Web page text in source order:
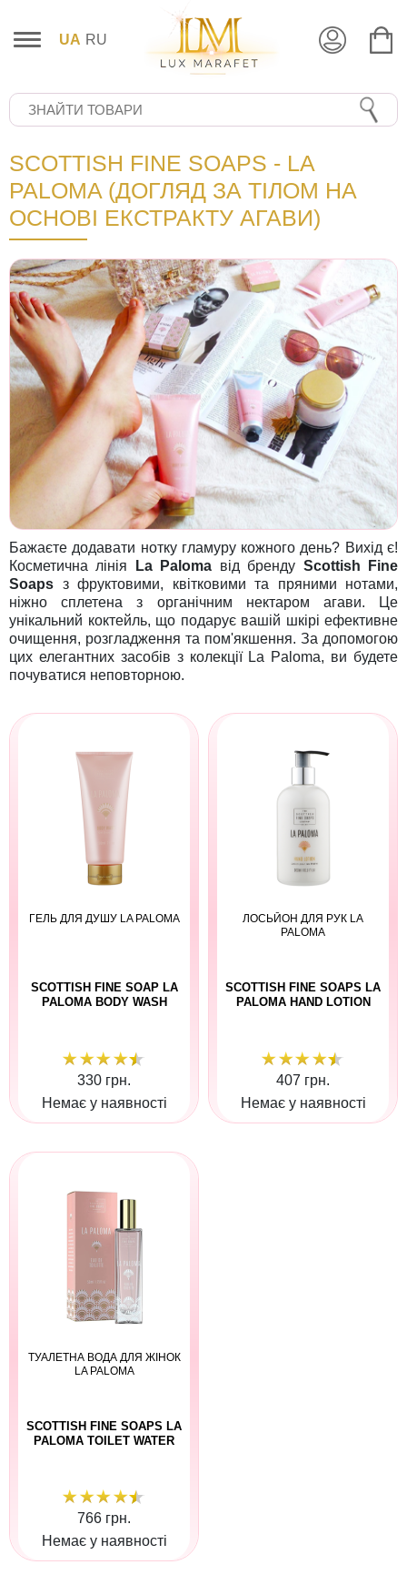
UA RU
SCOTTISH FINE SOAPS - LA
PALOMA (ДОГЛЯД ЗА ТІЛОМ НА
ОСНОВІ ЕКСТРАКТУ АГАВИ)
Бажаєте додавати нотку гламуру кожного день? Вихід є!
Косметична лінія
La Paloma від бренду Scottish Fine
Soaps з фруктовими, квітковими та пряними нотами,
ніжно сплетена з органічним нектаром агави. Це
унікальний коктейль, що подарує вашій шкірі ефективне
очищення, розгладження та пом'якшення. За допомогою
цих елегантних засобів з колекції La Paloma, ви будете
почуватися неповторною.
ГЕЛЬ ДЛЯ ДУШУ LA PALOMA
SCOTTISH FINE SOAP LA
PALOMA BODY WASH
330 грн.
Немає у наявності
ЛОСЬЙОН ДЛЯ РУК LA
PALOMA
SCOTTISH FINE SOAPS LA
PALOMA HAND LOTION
407 грн.
Немає у наявності
ТУАЛЕТНА ВОДА ДЛЯ ЖІНОК
LA PALOMA
SCOTTISH FINE SOAPS LA
PALOMA TOILET WATER
766 грн.
Немає у наявності